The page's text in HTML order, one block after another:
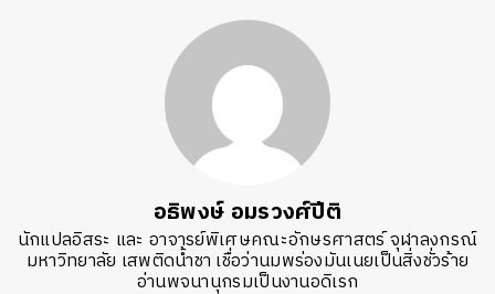
อธิพงษ์ อมรวงศ์ปีติ
นักแปลอิสระ และ อาจารย์พิเศษคณะอักษรศาสตร์ จุฬาลงกรณ์
มหาวิทยาลัย เสพติดน้ำชา เชื่อว่านมพร่องมันเนยเป็นสิ่งชั่วร้าย
อ่านพจนานุกรมเป็นงานอดิเรก